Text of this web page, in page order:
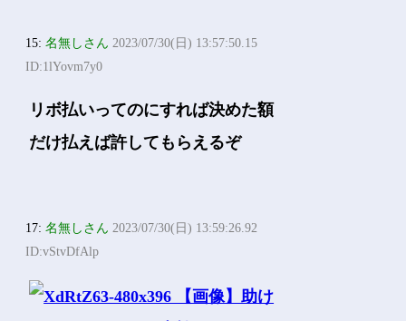
15:名無しさん 2023/07/30(日) 13:57:50.15
ID:1lYovm7y0
リボ払いってのにすれば決めた額
だけ払えば許してもらえるぞ
17:名無しさん 2023/07/30(日) 13:59:26.92
ID:vStvDfAlp